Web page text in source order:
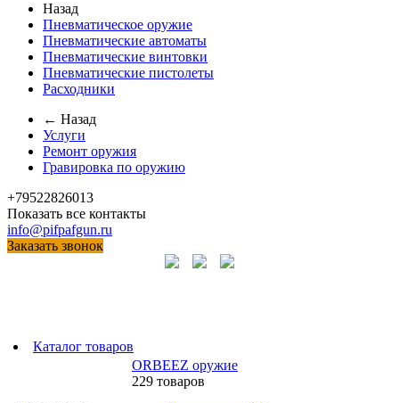
Назад
Пневматическое оружие
Пневматические автоматы
Пневматические винтовки
Пневматические пистолеты
Расходники
← Назад
Услуги
Ремонт оружия
Гравировка по оружию
+79522826013
Показать все контакты
info@pifpafgun.ru
Заказать звонок
Каталог товаров
ORBEEZ оружие
229 товаров